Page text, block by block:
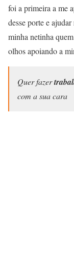
foi a primeira a me
desse porte e
minha netinha
olhos apoiando a
Quer fazer
com a sua cara